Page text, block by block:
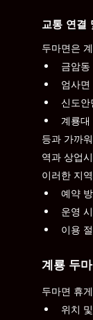
교통 연결
두마면은
금암동
엄사면
신도안
계룡대
등과 가까
역과 상업
이러한 지
예약
운영
이용
계룡 두
두마면 휴
위치